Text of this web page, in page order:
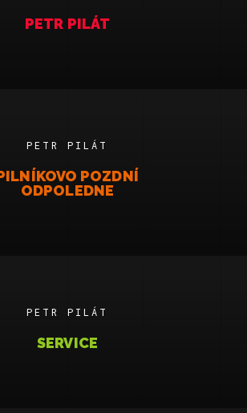
PETR PILÁT
PETR PILÁT
POZDNÍ
ODPOLEDNE
PETR PILÁT
SERVICE